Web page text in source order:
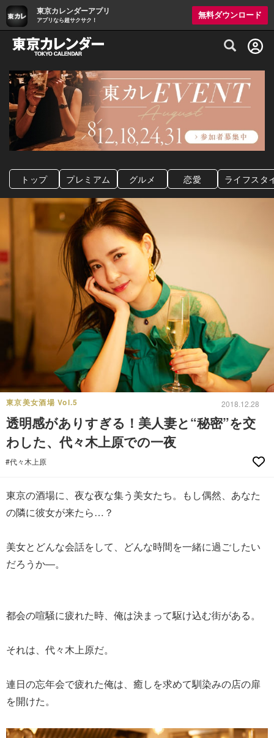
東京カレンダーアプリ
アプリなら超サクサク！
無料ダウンロード
グルメ情報・プレミアムレストラン予約
トップ プレミアム グルメ 恋愛 ライフスタ
東京美女酒場 Vol.5 2018.12.28
透明感がありすぎる！美人妻と“秘密”を交
わした、代々木上原での一夜
#代々木上原
東京の酒場に、夜な夜な集う美女たち。もし偶然、あなた
の隣に彼女が来たら…？
美女とどんな会話をして、どんな時間を一緒に過ごしたい
だろうか―。
都会の喧騒に疲れた時、俺は決まって駆け込む街がある。
それは、代々木上原だ。
連日の忘年会で疲れた俺は、癒しを求めて馴染みの店の扉
を開けた。